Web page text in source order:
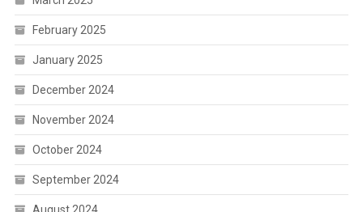
February 2025
January 2025
December 2024
November 2024
October 2024
September 2024
August 2024